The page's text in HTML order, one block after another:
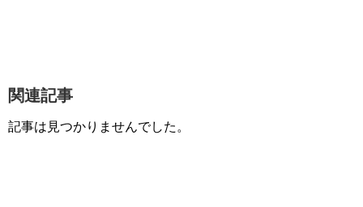
関連記事
記事は見つかりませんでした。